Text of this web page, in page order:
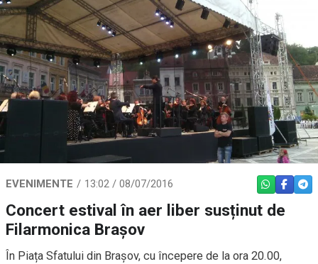
EVENIMENTE 13:02 / 08/07/2016 WHATSAPP
Concert estival în aer liber susținut de
Filarmonica Brașov
În Piața Sfatului din Brașov, cu începere de la ora 20.00,